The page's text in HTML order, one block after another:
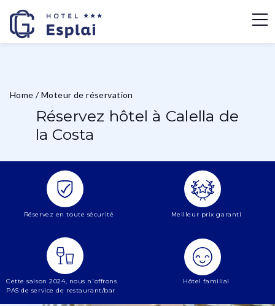
Home /Moteur de réservation
Réservez hôtel à Calella de
la Costa
Réservez en toute sécurité Meilleur prix garanti
Cette saison 2024, nous n'offrons
PAS de service de restaurant/bar
Hôtel familial